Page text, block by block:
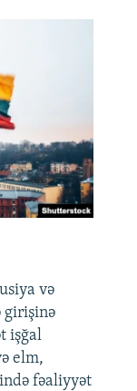
və
girişinə
işğal
elm,
fəaliyyət